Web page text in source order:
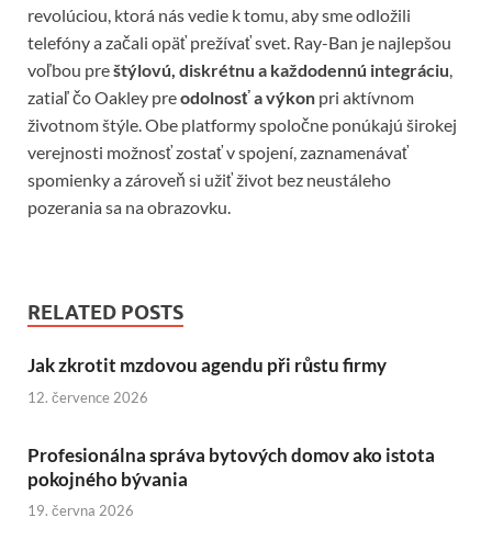
revolúciou, ktorá nás vedie k tomu, aby sme odložili
telefóny a začali opäť prežívať svet. Ray-Ban je najlepšou
voľbou preštýlovú, diskrétnu a každodennú integráciu,
zatiaľ čo Oakley preodolnosť a výkon pri aktívnom
životnom štýle. Obe platformy spoločne ponúkajú širokej
verejnosti možnosť zostať v spojení, zaznamenávať
spomienky a zároveň si užiť život bez neustáleho
pozerania sa na obrazovku.
RELATED POSTS
Jak zkrotit mzdovou agendu při růstu firmy
12. července 2026
Profesionálna správa bytových domov ako istota
pokojného bývania
19. června 2026